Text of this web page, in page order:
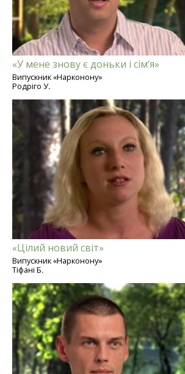
«У мене знову є доньки і сім’я»
Випускник «Нарконону»
Родріго У.
«Цілий новий світ»
Випускник «Нарконону»
Тіфані Б.